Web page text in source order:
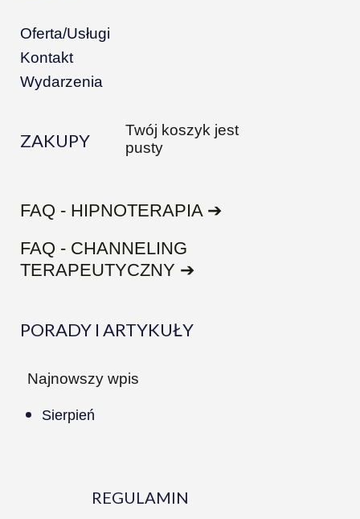
Oferta/Usługi
Kontakt
Wydarzenia
ZAKUPY
Twój koszyk jest
pusty
FAQ - HIPNOTERAPIA ➔
FAQ - CHANNELING
TERAPEUTYCZNY ➔
PORADY I ARTYKUŁY
Najnowszy wpis
Sierpień
REGULAMIN